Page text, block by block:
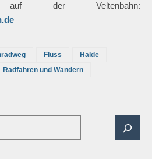
auf der Veltenbahn:
Fluss
Halde
Radfahren und Wandern